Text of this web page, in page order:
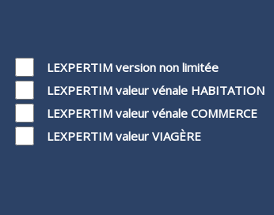
LEXPERTIM version non limitée
LEXPERTIM valeur vénale HABITATION
LEXPERTIM valeur vénale COMMERCE
LEXPERTIM valeur VIAGÈRE